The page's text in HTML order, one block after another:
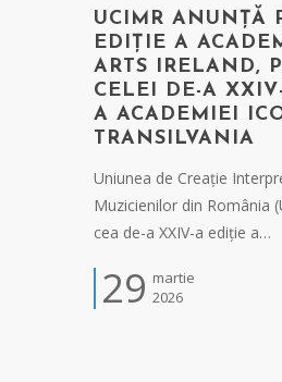
UCIMR ANUNȚĂ
EDIȚIE A
ARTS IRELAND,
CELEI DE-A
A ACADEMIEI
TRANSILVANIA
Uniunea de Creație
Muzicienilor din România
cea de-a XXIV-a ediție a…
29 martie
2026